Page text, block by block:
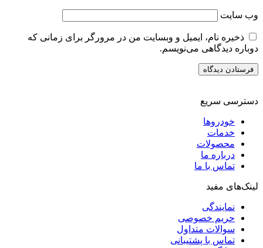
وب‌ سایت
ذخیره نام، ایمیل و وبسایت من در مرورگر برای زمانی که
دوباره دیدگاهی می‌نویسم.
دسترسی سریع
خودروها
خدمات
محصولات
درباره ما
تماس با ما
لینک‌های مفید
نمایندگی
حریم خصوصی
سوالات متداول
تماس با پشتیبانی